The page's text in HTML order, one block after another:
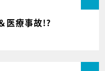
医療事故!?